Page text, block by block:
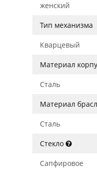
женский
Тип механизма
Кварцевый
Материал
Сталь
Материал
Сталь
Стекло
Сапфировое